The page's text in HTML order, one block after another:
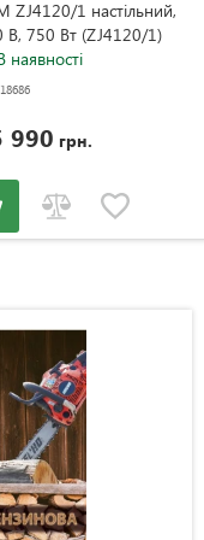
ZJ4120/1 настільний,
В, 750 Вт (ZJ4120/1)
наявності
990 грн.